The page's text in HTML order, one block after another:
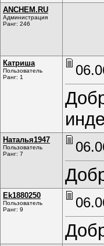
ANCHEM.RU
Администрация
Ранг: 246
Катриша
Пользователь
Ранг: 1
Наталья1947
Пользователь
Ранг: 7
Ek1880250
Пользователь
Ранг: 9